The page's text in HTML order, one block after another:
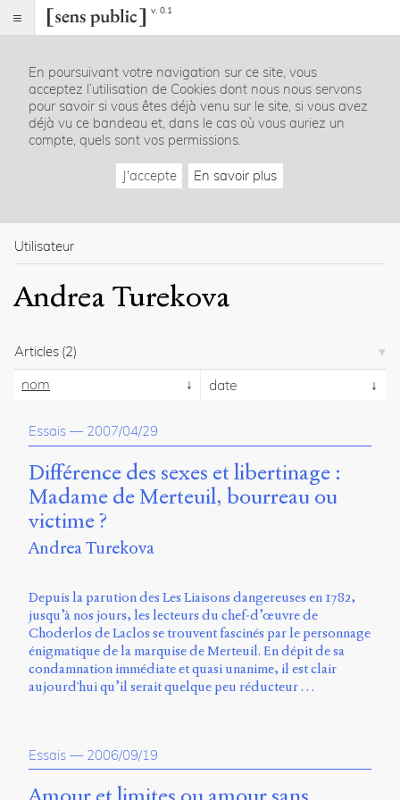
v. 0.1
Index
Rubriques
Essais
La
revue
Présentation
Publier
Contact
À
du
site
Archipel
En
ligne
Université
de
Sherbrooke
Campus
de
12723
Pl.
En poursuivant votre navigation sur ce site, vous
acceptez l’utilisation de Cookies dont nous nous servons
pour savoir si vous êtes déjà venu sur le site, si vous avez
déjà vu ce bandeau et, dans le cas où vous auriez un
compte, quels sont vos permissions.
J'accepte En savoir plus
Utilisateur
Andrea Turekova
Articles (2)
nom date
Essais — 2007/04/29
Différence des sexes et libertinage :
Madame de Merteuil, bourreau ou
victime ?
Andrea Turekova
Depuis la parution des Les Liaisons dangereuses en 1782,
jusqu’à nos jours, les lecteurs du chef-d’œuvre de
Choderlos de Laclos se trouvent fascinés par le personnage
énigmatique de la marquise de Merteuil. En dépit de sa
condamnation immédiate et quasi unanime, il est clair
aujourd'hui qu’il serait quelque peu réducteur …
Essais — 2006/09/19